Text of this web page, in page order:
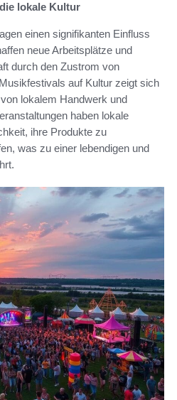
lokale Kultur
einen signifikanten Einfluss
neue Arbeitsplätze und
durch den Zustrom von
auf Kultur zeigt sich
lokalem Handwerk und
haben lokale
ihre Produkte zu
was zu einer lebendigen und